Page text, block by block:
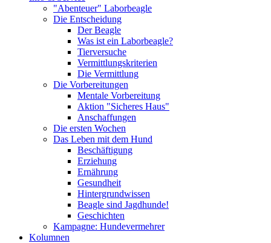
"Abenteuer" Laborbeagle
Die Entscheidung
Der Beagle
Was ist ein Laborbeagle?
Tierversuche
Vermittlungskriterien
Die Vermittlung
Die Vorbereitungen
Mentale Vorbereitung
Aktion "Sicheres Haus"
Anschaffungen
Die ersten Wochen
Das Leben mit dem Hund
Beschäftigung
Erziehung
Ernährung
Gesundheit
Hintergrundwissen
Beagle sind Jagdhunde!
Geschichten
Kampagne: Hundevermehrer
Kolumnen